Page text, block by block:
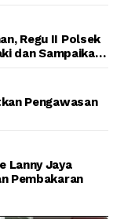
Regu II Polsek
dan Sampaikan
Pengawasan
Lanny Jaya
Pembakaran